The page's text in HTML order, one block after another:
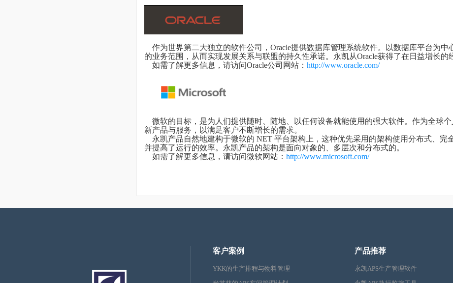
作为世界第二大独立的软件公司，Oracle提供数据库管理系统软件。以数据库平台为中
的业务范围，从而实现发展关系与联盟的持久性承诺。永凯从Oracle获得了在日益增长的
如需了解更多信息，请访问Oracle公司网站： http://www.oracle.com/
微软的目标，是为人们提供随时、随地、以任何设备就能使用的强大软件。作为全球
新产品与服务，以满足客户不断增长的需求。
永凯产品自然地建构于微软的 NET 平台架构上，这种优先采用的架构使用分布式、完
并提高了运行的效率。永凯产品的架构是面向对象的、多层次和分布式的。
如需了解更多信息，请访问微软网站： http://www.microsoft.com/
客户案例
YKK的生产排程与物料管理
产品推荐
永凯APS生产管理软件